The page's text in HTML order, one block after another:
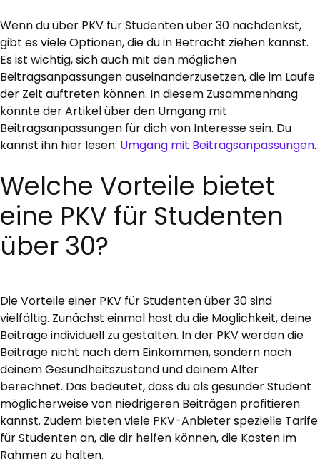
Wenn du über PKV für Studenten über 30 nachdenkst,
gibt es viele Optionen, die du in Betracht ziehen kannst.
Es ist wichtig, sich auch mit den möglichen
Beitragsanpassungen auseinanderzusetzen, die im Laufe
der Zeit auftreten können. In diesem Zusammenhang
könnte der Artikel über den Umgang mit
Beitragsanpassungen für dich von Interesse sein. Du
kannst ihn hier lesen: Umgang mit Beitragsanpassungen.
Welche Vorteile bietet
eine PKV für Studenten
über 30?
Die Vorteile einer PKV für Studenten über 30 sind
vielfältig. Zunächst einmal hast du die Möglichkeit, deine
Beiträge individuell zu gestalten. In der PKV werden die
Beiträge nicht nach dem Einkommen, sondern nach
deinem Gesundheitszustand und deinem Alter
berechnet. Das bedeutet, dass du als gesunder Student
möglicherweise von niedrigeren Beiträgen profitieren
kannst. Zudem bieten viele PKV-Anbieter spezielle Tarife
für Studenten an, die dir helfen können, die Kosten im
Rahmen zu halten.